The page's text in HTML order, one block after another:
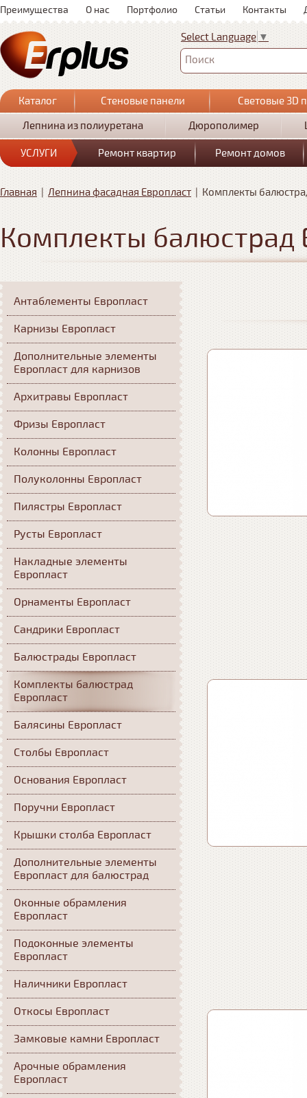
Преимущества О нас Портфолио Статьи Контакты
Select Language ▼
Поиск
Каталог Стеновые панели
Световые 3D
Лепнина из полиуретана
Дюрополимер
УСЛУГИ Ремонт квартир Ремонт домов
Главная | Лепнина фасадная Европласт | Комплекты
Комплекты балюстрад
Антаблементы Европласт
Карнизы Европласт
Дополнительные элементы
Европласт для карнизов
Архитравы Европласт
Фризы Европласт
Колонны Европласт
Полуколонны Европласт
Пилястры Европласт
Русты Европласт
Накладные элементы
Европласт
Орнаменты Европласт
Сандрики Европласт
Балюстрады Европласт
Комплекты балюстрад
Европласт
Балясины Европласт
Столбы Европласт
Основания Европласт
Поручни Европласт
Крышки столба Европласт
Дополнительные элементы
Европласт для балюстрад
Оконные обрамления
Европласт
Подоконные элементы
Европласт
Наличники Европласт
Откосы Европласт
Замковые камни Европласт
Арочные обрамления
Европласт